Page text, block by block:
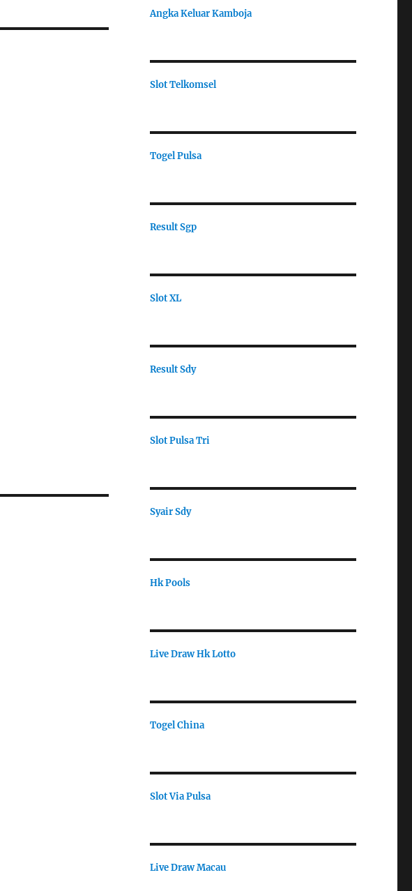
Angka Keluar Kamboja
Slot Telkomsel
Togel Pulsa
Result Sgp
Slot XL
Result Sdy
Slot Pulsa Tri
Syair Sdy
Hk Pools
Live Draw Hk Lotto
Togel China
Slot Via Pulsa
Live Draw Macau